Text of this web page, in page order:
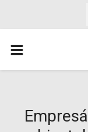
HOME
ESPORTES
POLITICA